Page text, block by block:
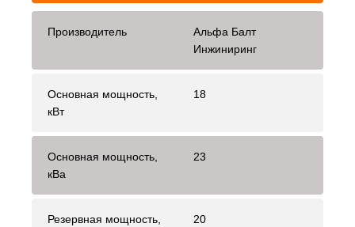
Производитель
Альфа Балт
Инжиниринг
Основная мощность,
кВт
18
Основная мощность,
кВа
23
Резервная мощность,
20